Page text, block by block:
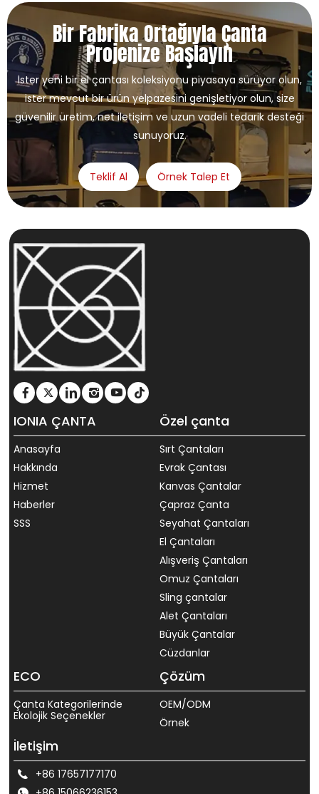
Bir Fabrika Ortağıyla Çanta
Projenize Başlayın
İster yeni bir el çantası koleksiyonu piyasaya sürüyor olun,
ister mevcut bir ürün yelpazesini genişletiyor olun, size
güvenilir üretim, net iletişim ve uzun vadeli tedarik desteği
sunuyoruz.
Teklif Al Örnek Talep Et
IONIA ÇANTA
Anasayfa
Hakkında
Hizmet
Haberler
SSS
Özel çanta
Sırt Çantaları
Evrak Çantası
Kanvas Çantalar
Çapraz Çanta
Seyahat Çantaları
El Çantaları
Alışveriş Çantaları
Omuz Çantaları
Sling çantalar
Alet Çantaları
Büyük Çantalar
Cüzdanlar
ECO
Çanta Kategorilerinde
Ekolojik Seçenekler
Çözüm
OEM/ODM
Örnek
İletişim
+86 17657177170